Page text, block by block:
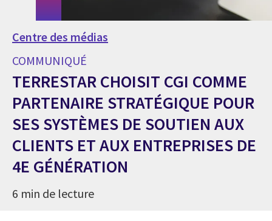
Centre des médias
COMMUNIQUÉ
TERRESTAR CHOISIT CGI COMME
PARTENAIRE STRATÉGIQUE POUR
SES SYSTÈMES DE SOUTIEN AUX
CLIENTS ET AUX ENTREPRISES DE
4E GÉNÉRATION
6 min de lecture